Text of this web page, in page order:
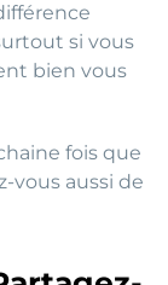
si vous
bien vous
fois que
vous aussi de